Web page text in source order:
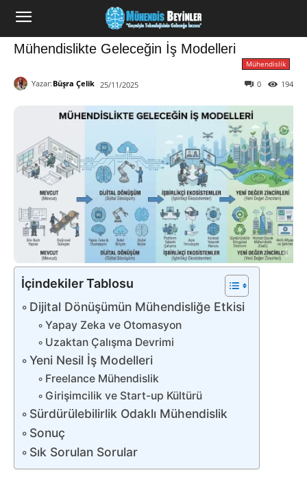
Mühendislikte Geleceğin İş Modelleri
Mühendislik
Yazar: Büşra Çelik 25/11/2025 194
0
İçindekiler Tablosu
Dijital Dönüşümün Mühendisliğe Etkisi
Yapay Zeka ve Otomasyon
Uzaktan Çalışma Devrimi
Yeni Nesil İş Modelleri
Freelance Mühendislik
Girişimcilik ve Start-up Kültürü
Sürdürülebilirlik Odaklı Mühendislik
Sonuç
Sık Sorulan Sorular